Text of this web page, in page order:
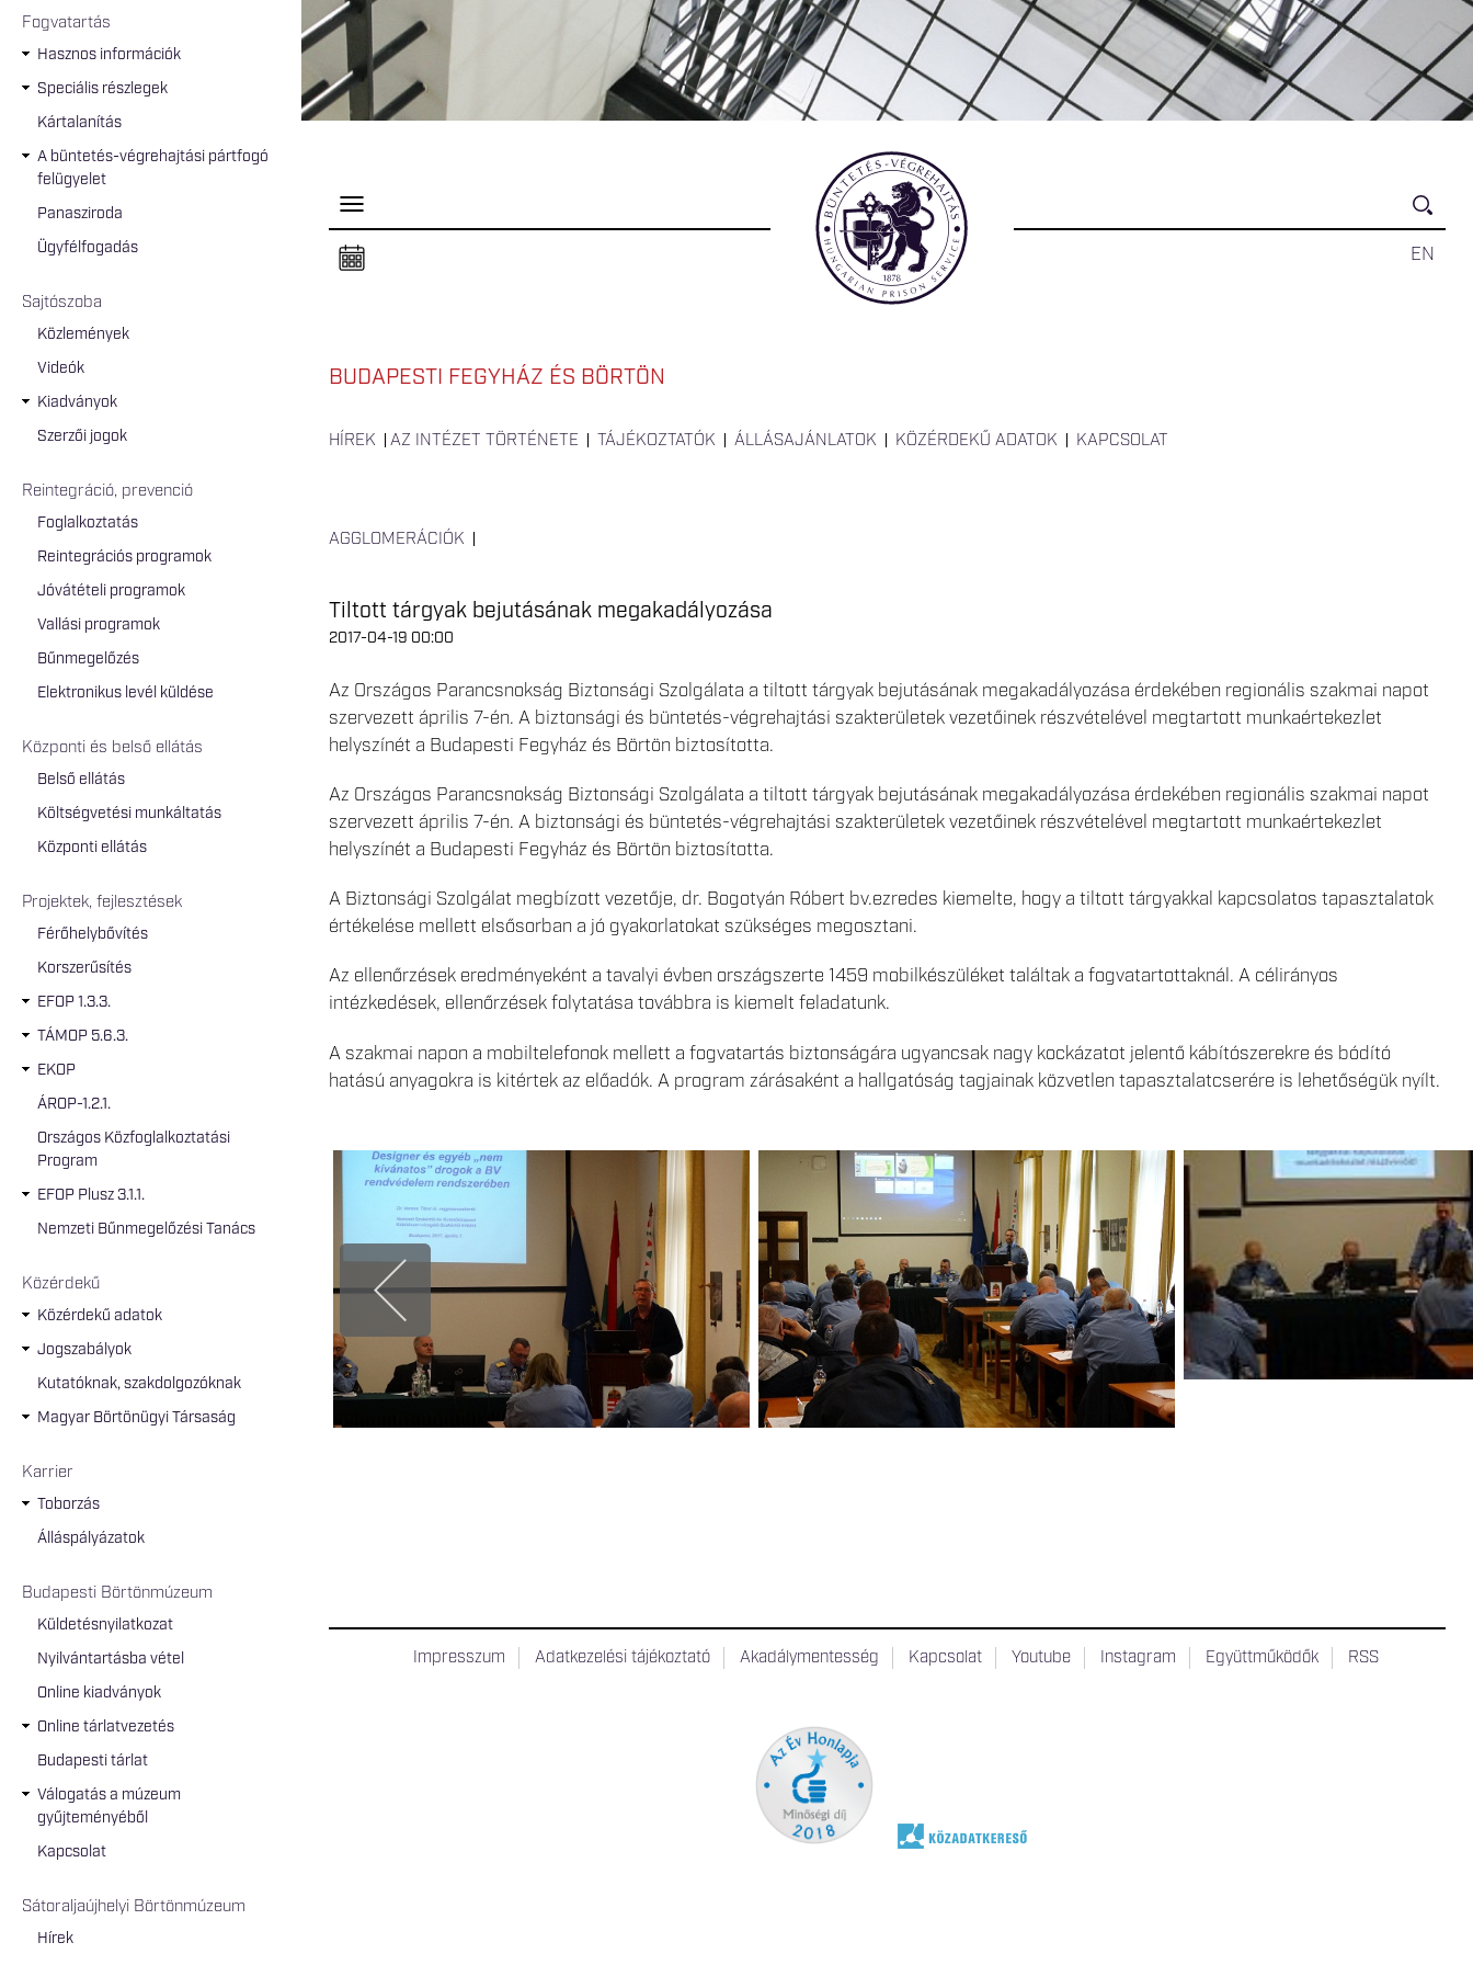
Fogvatartás
Hasznos információk
Speciális részlegek
Kártalanítás
A büntetés-végrehajtási pártfogó
felügyelet
Panasziroda
Ügyfélfogadás
Sajtószoba
Közlemények
Videók
Kiadványok
Szerzői jogok
Reintegráció, prevenció
Foglalkoztatás
Reintegrációs programok
Jóvátételi programok
Vallási programok
Bűnmegelőzés
Elektronikus levél küldése
Központi és belső ellátás
Belső ellátás
Költségvetési munkáltatás
Központi ellátás
Projektek, fejlesztések
Férőhelybővítés
Korszerűsítés
EFOP 1.3.3.
TÁMOP 5.6.3.
EKOP
ÁROP-1.2.1.
Országos Közfoglalkoztatási
Program
EFOP Plusz 3.1.1.
Nemzeti Bűnmegelőzési Tanács
Közérdekű
Közérdekű adatok
Jogszabályok
Kutatóknak, szakdolgozóknak
Magyar Börtönügyi Társaság
Karrier
Toborzás
Álláspályázatok
Budapesti Börtönmúzeum
Küldetésnyilatkozat
Nyilvántartásba vétel
Online kiadványok
Online tárlatvezetés
Budapesti tárlat
Válogatás a múzeum
gyűjteményéből
Kapcsolat
Sátoraljaújhelyi Börtönmúzeum
Hírek
EN
P
e
l
s
a
BUDAPESTI FEGYHÁZ ÉS BÖRTÖN
HÍREK AZ INTÉZET TÖRTÉNETE TÁJÉKOZTATÓK ÁLLÁSAJÁNLATOK KÖZÉRDEKŰ ADATOK KAPCSOLAT
AGGLOMERÁCIÓK
Tiltott tárgyak bejutásának megakadályozása
2017-04-19 00:00
Az Országos Parancsnokság Biztonsági Szolgálata a tiltott tárgyak bejutásának megakadályozása érdekében regionális szakmai napot
szervezett április 7-én. A biztonsági és büntetés-végrehajtási szakterületek vezetőinek részvételével megtartott munkaértekezlet
helyszínét a Budapesti Fegyház és Börtön biztosította.
Az Országos Parancsnokság Biztonsági Szolgálata a tiltott tárgyak bejutásának megakadályozása érdekében regionális szakmai napot
szervezett április 7-én. A biztonsági és büntetés-végrehajtási szakterületek vezetőinek részvételével megtartott munkaértekezlet
helyszínét a Budapesti Fegyház és Börtön biztosította.
A Biztonsági Szolgálat megbízott vezetője, dr. Bogotyán Róbert bv.ezredes kiemelte, hogy a tiltott tárgyakkal kapcsolatos tapasztalatok
értékelése mellett elsősorban a jó gyakorlatokat szükséges megosztani.
Az ellenőrzések eredményeként a tavalyi évben országszerte 1459 mobilkészüléket találtak a fogvatartottaknál. A célirányos
intézkedések, ellenőrzések folytatása továbbra is kiemelt feladatunk.
A szakmai napon a mobiltelefonok mellett a fogvatartás biztonságára ugyancsak nagy kockázatot jelentő kábítószerekre és bódító
hatású anyagokra is kitértek az előadók. A program zárásaként a hallgatóság tagjainak közvetlen tapasztalatcserére is lehetőségük nyílt.
Impresszum Adatkezelési tájékoztató Akadálymentesség Kapcsolat Youtube Instagram Együttműködők RSS